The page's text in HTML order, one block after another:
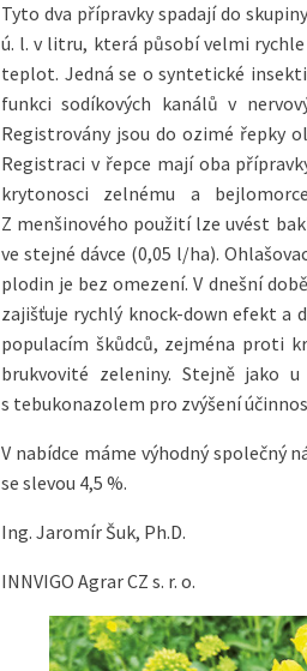
Tyto dva přípravky spadají do
ú. l. v litru, která působí velmi
teplot. Jedná se o syntetické
funkci sodíkových kanálů v
Registrovány jsou do ozimé řepky
Registraci v řepce mají oba
krytonosci zelnému a
Z menšinového použití lze uvést
ve stejné dávce (0,05 l/ha).
plodin je bez omezení. V dnešní
zajišťuje rychlý knock-down efekt a
populacím škůdců, zejména proti
brukvovité zeleniny. Stejně jako
s tebukonazolem pro zvýšení
V nabídce máme výhodný společný
se slevou 4,5 %.
Ing. Jaromír Šuk, Ph.D.
INNVIGO Agrar CZ s. r. o.